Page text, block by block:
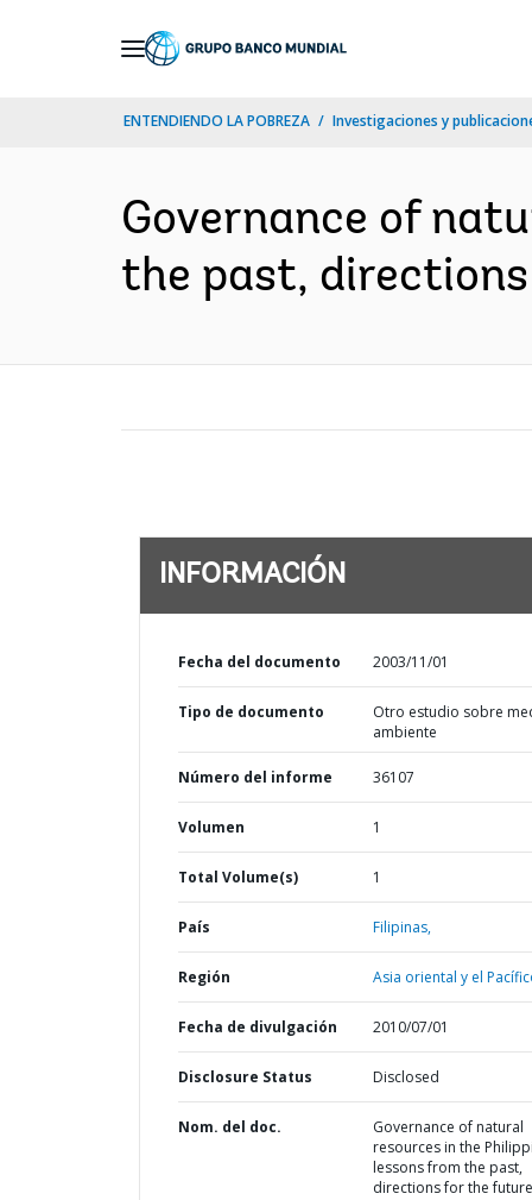
ENTENDIENDO LA POBREZA Investigaciones y
Governance of
the past,
INFORMACIÓN
Fecha del documento 2003/11/01
Tipo de documento
Otro estudio sobre
ambiente
Número del informe 36107
Volumen 1
Total Volume(s) 1
País Filipinas,
Región Asia oriental y el
Fecha de divulgación 2010/07/01
Disclosure Status Disclosed
Nom. del doc.
Governance of natural
resources in the
lessons from the past,
directions for the future